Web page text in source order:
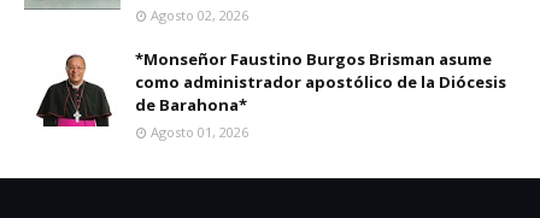
Agosto 02, 2026
*Monseñor Faustino Burgos Brisman asume
como administrador apostólico de la Diócesis
de Barahona*
Agosto 01, 2026